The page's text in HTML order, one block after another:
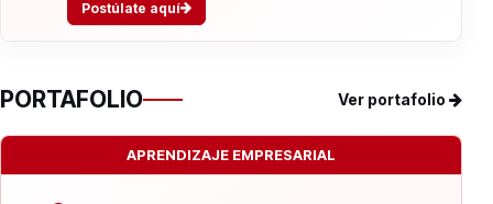
Postúlate aquí
PORTAFOLIO Ver portafolio
APRENDIZAJE EMPRESARIAL